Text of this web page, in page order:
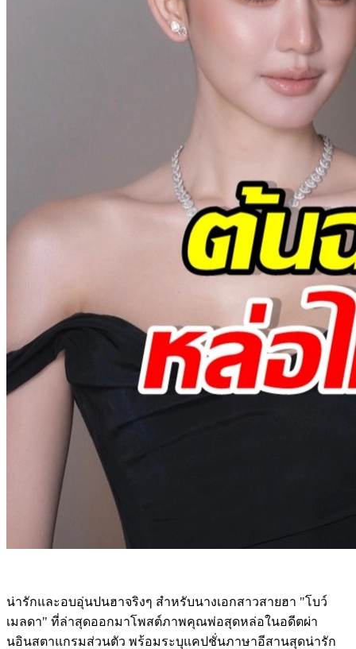
น่ารักและอบอุ่นปนฮาจริงๆ สำหรับนางเอกสาวสายฮา "โบว์
เมลดา" ที่ล่าสุดออกมาโพสต์ภาพคุณพ่อสุดหล่อในอดีตผ่า
นอินสตาแกรมส่วนตัว พร้อมระบุแคปชั่นภาษาอีสานสุดน่ารัก